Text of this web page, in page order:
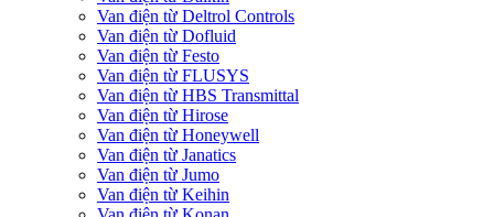
Van điện từ Deltrol Controls
Van điện từ Dofluid
Van điện từ Festo
Van điện từ FLUSYS
Van điện từ HBS Transmittal
Van điện từ Hirose
Van điện từ Honeywell
Van điện từ Janatics
Van điện từ Jumo
Van điện từ Keihin